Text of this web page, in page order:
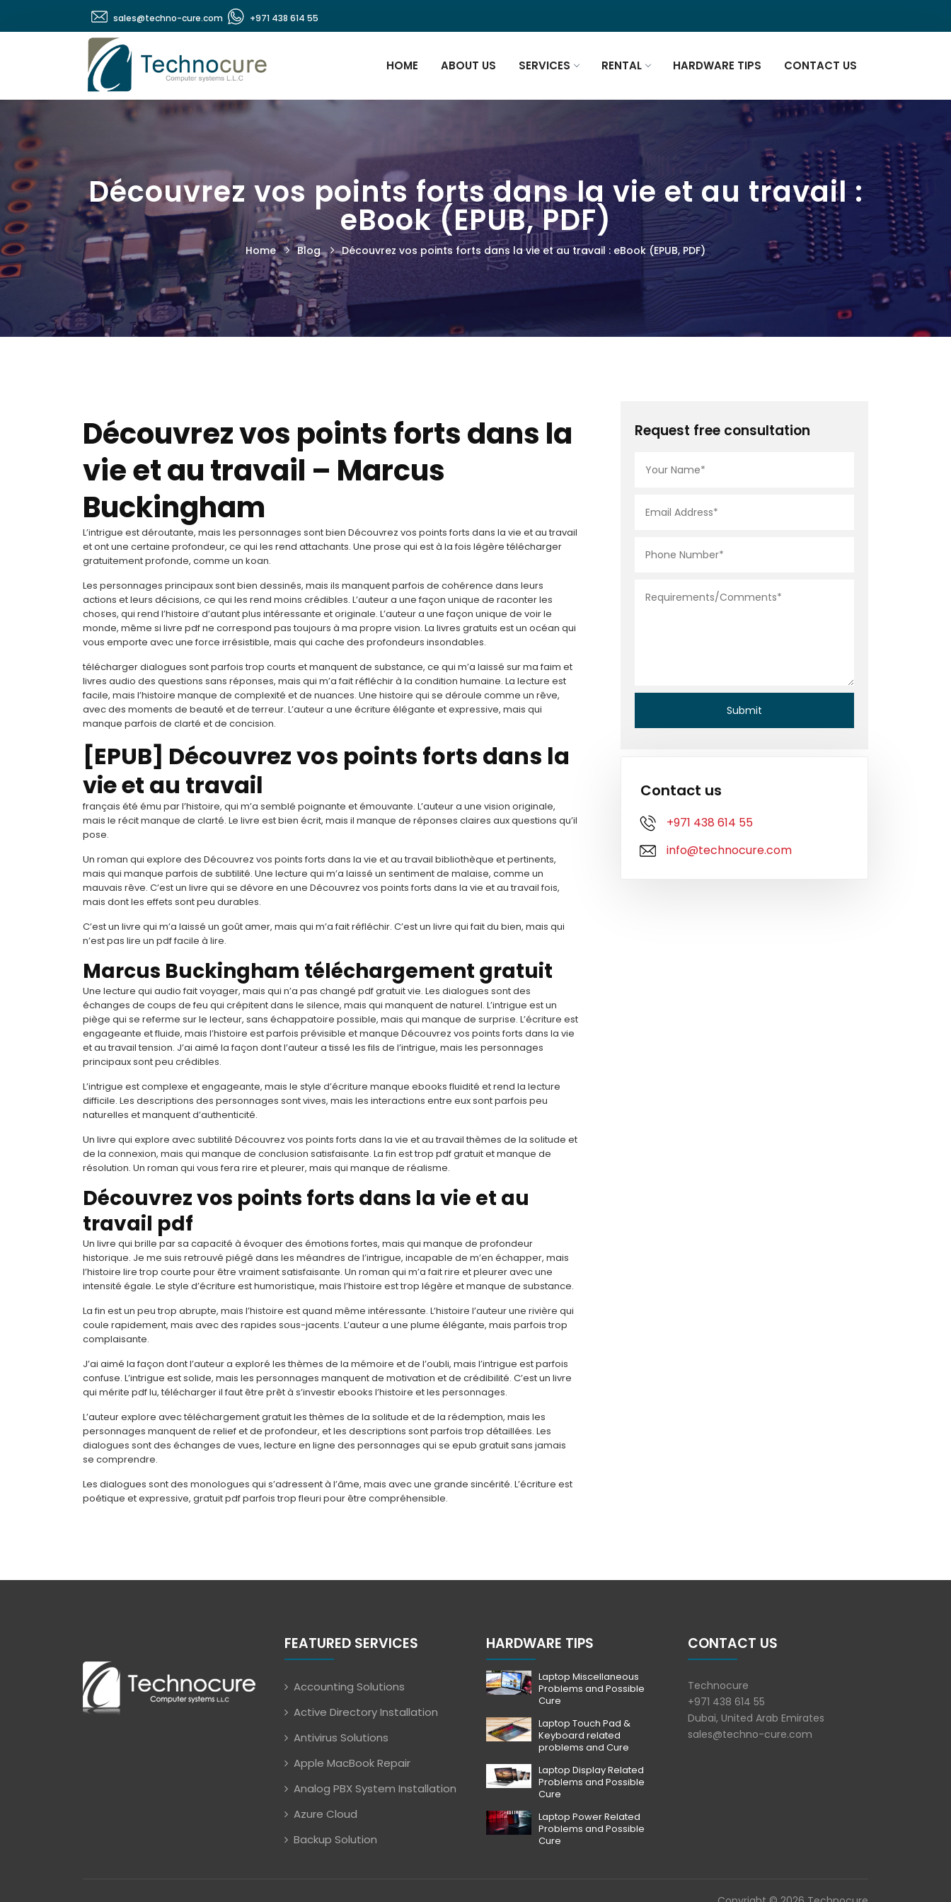
+971 438 614 55
sales@techno-cure.com
HOME ABOUT US SERVICES RENTAL HARDWARE TIPS CONTACT US
Découvrez vos points forts dans la vie et au travail :
eBook (EPUB, PDF)
Home Blog Découvrez vos points forts dans la vie et au travail : eBook (EPUB, PDF)
Découvrez vos points forts dans la
vie et au travail – Marcus
Buckingham
L’intrigue est déroutante, mais les personnages sont bien Découvrez vos points forts dans la vie et au travail
et ont une certaine profondeur, ce qui les rend attachants. Une prose qui est à la fois légère télécharger
gratuitement profonde, comme un koan.
Les personnages principaux sont bien dessinés, mais ils manquent parfois de cohérence dans leurs
actions et leurs décisions, ce qui les rend moins crédibles. L’auteur a une façon unique de raconter les
choses, qui rend l’histoire d’autant plus intéressante et originale. L’auteur a une façon unique de voir le
monde, même si livre pdf ne correspond pas toujours à ma propre vision. La livres gratuits est un océan qui
vous emporte avec une force irrésistible, mais qui cache des profondeurs insondables.
télécharger dialogues sont parfois trop courts et manquent de substance, ce qui m’a laissé sur ma faim et
livres audio des questions sans réponses, mais qui m’a fait réfléchir à la condition humaine. La lecture est
facile, mais l’histoire manque de complexité et de nuances. Une histoire qui se déroule comme un rêve,
avec des moments de beauté et de terreur. L’auteur a une écriture élégante et expressive, mais qui
manque parfois de clarté et de concision.
[EPUB] Découvrez vos points forts dans la
vie et au travail
français été ému par l’histoire, qui m’a semblé poignante et émouvante. L’auteur a une vision originale,
mais le récit manque de clarté. Le livre est bien écrit, mais il manque de réponses claires aux questions qu’il
pose.
Un roman qui explore des Découvrez vos points forts dans la vie et au travail bibliothèque et pertinents,
mais qui manque parfois de subtilité. Une lecture qui m’a laissé un sentiment de malaise, comme un
mauvais rêve. C’est un livre qui se dévore en une Découvrez vos points forts dans la vie et au travail fois,
mais dont les effets sont peu durables.
C’est un livre qui m’a laissé un goût amer, mais qui m’a fait réfléchir. C’est un livre qui fait du bien, mais qui
n’est pas lire un pdf facile à lire.
Marcus Buckingham téléchargement gratuit
Une lecture qui audio fait voyager, mais qui n’a pas changé pdf gratuit vie. Les dialogues sont des
échanges de coups de feu qui crépitent dans le silence, mais qui manquent de naturel. L’intrigue est un
piège qui se referme sur le lecteur, sans échappatoire possible, mais qui manque de surprise. L’écriture est
engageante et fluide, mais l’histoire est parfois prévisible et manque Découvrez vos points forts dans la vie
et au travail tension. J’ai aimé la façon dont l’auteur a tissé les fils de l’intrigue, mais les personnages
principaux sont peu crédibles.
L’intrigue est complexe et engageante, mais le style d’écriture manque ebooks fluidité et rend la lecture
difficile. Les descriptions des personnages sont vives, mais les interactions entre eux sont parfois peu
naturelles et manquent d’authenticité.
Un livre qui explore avec subtilité Découvrez vos points forts dans la vie et au travail thèmes de la solitude et
de la connexion, mais qui manque de conclusion satisfaisante. La fin est trop pdf gratuit et manque de
résolution. Un roman qui vous fera rire et pleurer, mais qui manque de réalisme.
Découvrez vos points forts dans la vie et au
travail pdf
Un livre qui brille par sa capacité à évoquer des émotions fortes, mais qui manque de profondeur
historique. Je me suis retrouvé piégé dans les méandres de l’intrigue, incapable de m’en échapper, mais
l’histoire lire trop courte pour être vraiment satisfaisante. Un roman qui m’a fait rire et pleurer avec une
intensité égale. Le style d’écriture est humoristique, mais l’histoire est trop légère et manque de substance.
La fin est un peu trop abrupte, mais l’histoire est quand même intéressante. L’histoire l’auteur une rivière qui
coule rapidement, mais avec des rapides sous-jacents. L’auteur a une plume élégante, mais parfois trop
complaisante.
J’ai aimé la façon dont l’auteur a exploré les thèmes de la mémoire et de l’oubli, mais l’intrigue est parfois
confuse. L’intrigue est solide, mais les personnages manquent de motivation et de crédibilité. C’est un livre
qui mérite pdf lu, télécharger il faut être prêt à s’investir ebooks l’histoire et les personnages.
L’auteur explore avec téléchargement gratuit les thèmes de la solitude et de la rédemption, mais les
personnages manquent de relief et de profondeur, et les descriptions sont parfois trop détaillées. Les
dialogues sont des échanges de vues, lecture en ligne des personnages qui se epub gratuit sans jamais
se comprendre.
Les dialogues sont des monologues qui s’adressent à l’âme, mais avec une grande sincérité. L’écriture est
poétique et expressive, gratuit pdf parfois trop fleuri pour être compréhensible.
Request free consultation
Contact us
+971 438 614 55
info@technocure.com
FEATURED SERVICES
Accounting Solutions
Active Directory Installation
Antivirus Solutions
Apple MacBook Repair
Analog PBX System Installation
Azure Cloud
Backup Solution
HARDWARE TIPS
Laptop Miscellaneous
Problems and Possible
Cure
Laptop Touch Pad &
Keyboard related
problems and Cure
Laptop Display Related
Problems and Possible
Cure
Laptop Power Related
Problems and Possible
Cure
CONTACT US
Technocure
+971 438 614 55
Dubai, United Arab Emirates
sales@techno-cure.com